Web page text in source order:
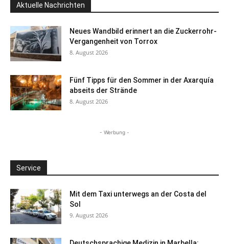
Aktuelle Nachrichten
Neues Wandbild erinnert an die Zuckerrohr-
Vergangenheit von Torrox
8. August 2026
Fünf Tipps für den Sommer in der Axarquía
abseits der Strände
8. August 2026
- Werbung -
Service
Mit dem Taxi unterwegs an der Costa del
Sol
9. August 2026